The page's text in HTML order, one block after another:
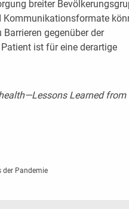
breiter
Kommunikationsformate
gegenüber der
ist für eine derartige
Learned from
der Pandemie